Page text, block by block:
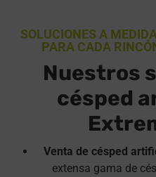
SOLUCIONES A
PARA CADA
Nuestros
césped
Venta de césped
extensa gama de